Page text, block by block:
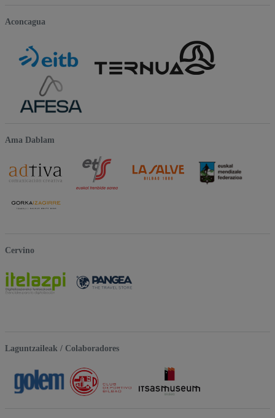
Aconcagua
Ama Dablam
Cervino
Laguntzaileak / Colaboradores